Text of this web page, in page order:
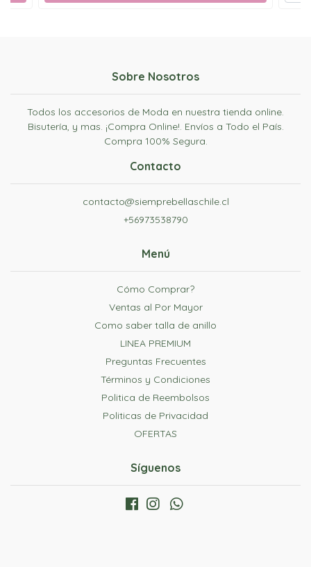
Sobre Nosotros
Todos los accesorios de Moda en nuestra tienda online.
Bisutería, y mas. ¡Compra Online!. Envíos a Todo el País.
Compra 100% Segura.
Contacto
contacto@siemprebellaschile.cl
+56973538790
Menú
Cómo Comprar?
Ventas al Por Mayor
Como saber talla de anillo
LINEA PREMIUM
Preguntas Frecuentes
Términos y Condiciones
Politica de Reembolsos
Politicas de Privacidad
OFERTAS
Síguenos